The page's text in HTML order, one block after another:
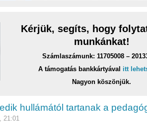
Kérjük, segíts, hogy
munkánkat!
Számlaszámunk: 11705008 –
A támogatás bankkártyával itt
Nagyon köszönjük.
hullámától tartanak a
21:01